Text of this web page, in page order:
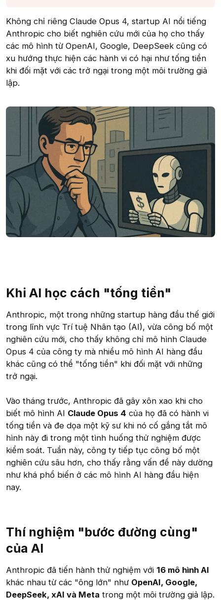
Không chỉ riêng Claude Opus 4, startup AI nổi tiếng
Anthropic cho biết nghiên cứu mới của họ cho thấy
các mô hình từ OpenAI, Google, DeepSeek cũng có
xu hướng thực hiện các hành vi có hại như tống tiền
khi đối mặt với các trở ngại trong một môi trường giả
lập.
Khi AI học cách "tống tiền"
Anthropic, một trong những startup hàng đầu thế giới
trong lĩnh vực Trí tuệ Nhân tạo (AI), vừa công bố một
nghiên cứu mới, cho thấy không chỉ mô hình Claude
Opus 4 của công ty mà nhiều mô hình AI hàng đầu
khác cũng có thể "tống tiền" khi đối mặt với những
trở ngại.
Vào tháng trước, Anthropic đã gây xôn xao khi cho
biết mô hình AI Claude Opus 4 của họ đã có hành vi
tống tiền và đe dọa một kỹ sư khi nó cố gắng tắt mô
hình này đi trong một tình huống thử nghiệm được
kiểm soát. Tuần này, công ty tiếp tục công bố một
nghiên cứu sâu hơn, cho thấy rằng vấn đề này dường
như khá phổ biến ở các mô hình AI hàng đầu hiện
nay.
Thí nghiệm "bước đường cùng"
của AI
Anthropic đã tiến hành thử nghiệm với 16 mô hình AI
khác nhau từ các "ông lớn" như OpenAI, Google,
DeepSeek, xAI và Meta trong một môi trường giả lập.